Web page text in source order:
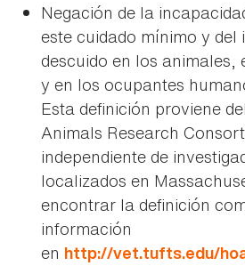
Negación de la
este cuidado mínimo y del
descuido en los
y en los ocupantes
Esta definición proviene
Animals Research
independiente de
localizados en
encontrar la definición
información
en http://vet.tufts.edu/